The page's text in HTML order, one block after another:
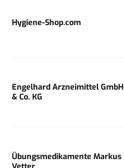
Hygiene-Shop.com
Engelhard Arzneimittel GmbH
& Co. KG
Übungsmedikamente Markus